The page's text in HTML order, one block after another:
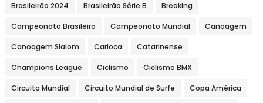
Brasileirão 2024 Brasileirão Série B Breaking
Campeonato Brasileiro Campeonato Mundial Canoagem
Canoagem Slalom Carioca Catarinense
Champions League Ciclismo Ciclismo BMX
Circuito Mundial Circuito Mundial de Surfe Copa América